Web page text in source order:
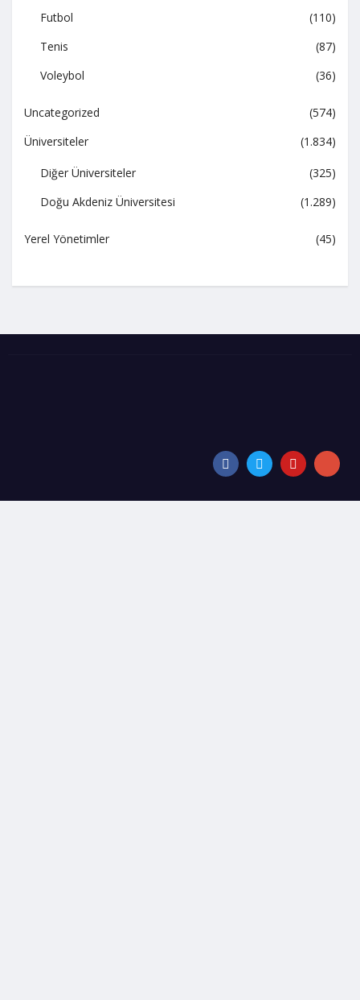
Futbol
(110)
Tenis
(87)
Voleybol
(36)
Uncategorized
(574)
Üniversiteler
(1.834)
Diğer Üniversiteler
(325)
Doğu Akdeniz Üniversitesi
(1.289)
Yerel Yönetimler (45)